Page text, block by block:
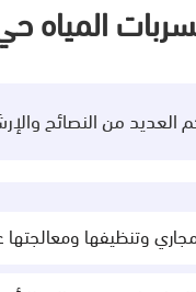
المياه
من النصائح
وتنظيفها